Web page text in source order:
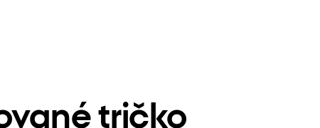
tričko